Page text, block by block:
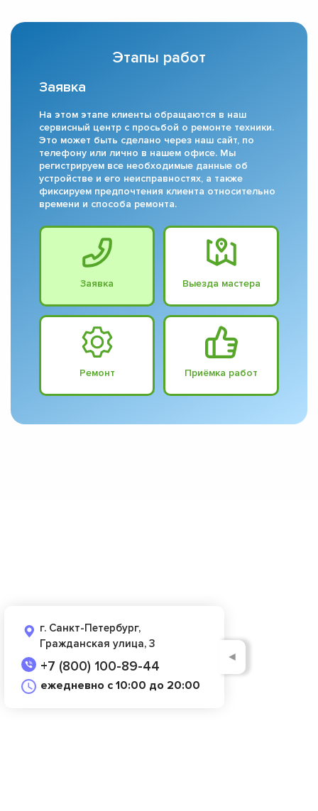
Этапы работ
Заявка
На этом этапе клиенты обращаются в наш
сервисный центр с просьбой о ремонте техники.
Это может быть сделано через наш сайт, по
телефону или лично в нашем офисе. Мы
регистрируем все необходимые данные об
устройстве и его неисправностях, а также
фиксируем предпочтения клиента относительно
времени и способа ремонта.
Заявка Выезда мастера
Ремонт Приёмка работ
г. Санкт-Петербург,
Гражданская улица, 3
+7 (800) 100-89-44
ежедневно с 10:00 до 20:00
◄